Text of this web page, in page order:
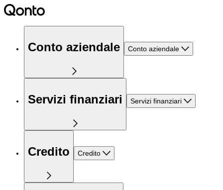
Conto aziendale Conto aziendale
Servizi finanziari Servizi finanziari
Credito Credito